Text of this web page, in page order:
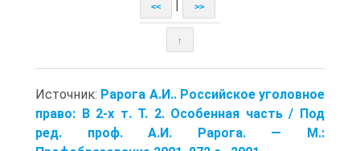
<< >>
↑
Источник: Рарога А.И.. Российское уголовное
право: В 2-х т. Т. 2. Особенная часть / Под
ред. проф. А.И. Рарога. — М.: